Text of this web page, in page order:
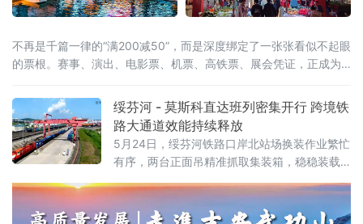
不再是千篇一律的“满200减50”，而是深度绑定了一张张看似不起眼
的票根。赛事、演出、电影票、机票、高铁票、展会凭证，正成为
心的新浪潮，正试图通过一张张电子或纸质票根，精准捕捉城市里
的“短暂流量”，并将其转化为实实在在的“消费留量”。一张票根解锁
全城：消费场景
绥芬河 - 莫斯科直达班列密集开行 跨境铁
路大通道效能持续释放
5月24日，绥芬河铁路口岸北站场换装作业繁忙
有序，两台正面吊精准抓取集装箱，稳稳装载
二、三列“绥芬河—莫斯科”直达班列完成编组，
即将满载110个集装箱、货值超5000万元人民